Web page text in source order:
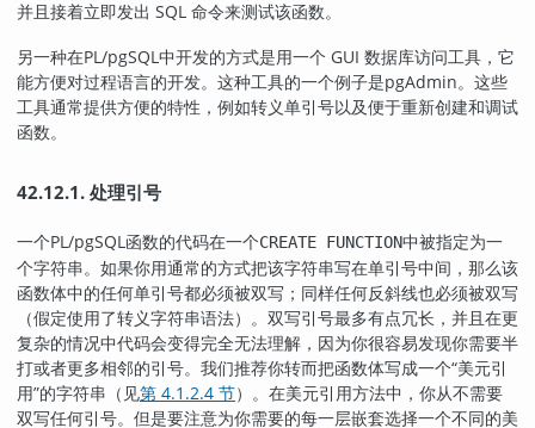
并且接着立即发出 SQL 命令来测试该函数。
另一种在PL/pgSQL中开发的方式是用一个 GUI 数据库访问工具，它
能方便对过程语言的开发。这种工具的一个例子是pgAdmin。这些
工具通常提供方便的特性，例如转义单引号以及便于重新创建和调试
函数。
42.12.1. 处理引号
一个PL/pgSQL 函数的代码在一个CREATE FUNCTION中被指定为一
个字符串。如果你用通常的方式把该字符串写在单引号中间，那么该
函数体中的任何单引号都必须被双写；同样任何反斜线也必须被双写
（假定使用了转义字符串语法）。双写引号最多有点冗长，并且在更
复杂的情况中代码会变得完全无法理解，因为你很容易发现你需要半
打或者更多相邻的引号。我们推荐你转而把函数体写成一个“美元引
用”的字符串（见第 4.1.2.4 节）。在美元引用方法中，你从不需要
双写任何引号。但是要注意为你需要的每一层嵌套选择一个不同的美